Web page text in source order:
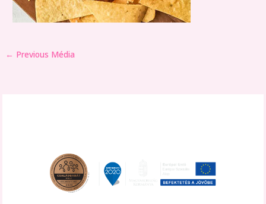
← Previous Média